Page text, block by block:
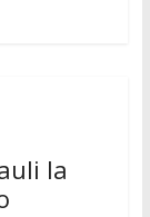
la